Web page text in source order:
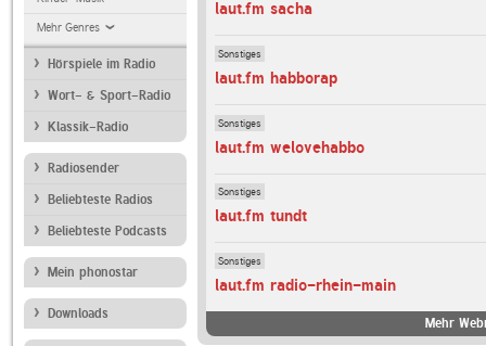
Mehr Genres
Hörspiele im Radio
Wort- & Sport-Radio
Klassik-Radio
Radiosender
Beliebteste Radios
Beliebteste Podcasts
Mein phonostar
Downloads
laut.fm sacha
Sonstiges
laut.fm habborap
Sonstiges
laut.fm welovehabbo
Sonstiges
laut.fm tundt
Sonstiges
laut.fm radio-rhein-main
Mehr